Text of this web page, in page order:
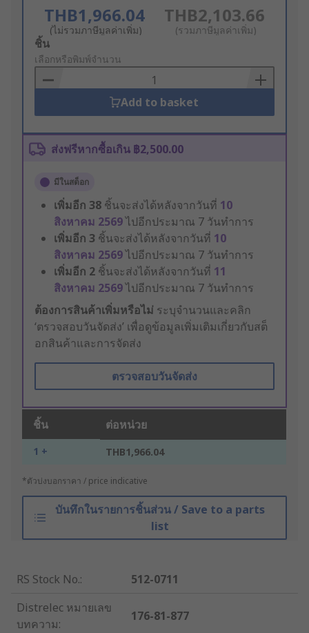
THB1,966.04
(ไม่รวมภาษีมูลค่าเพิ่ม)
THB2,103.66
(รวมภาษีมูลค่าเพิ่ม)
Add
to
Basket
ชิ้น
เลือกหรือพิมพ์จำนวน
Add to basket
ส่งฟรีหากซื้อเกิน ฿2,500.00
มีในสต็อก
เพิ่มอีก 38 ชิ้นจะส่งได้หลังจากวันที่ 10
สิงหาคม 2569ไปอีกประมาณ 7 วันทำการ
เพิ่มอีก 3 ชิ้นจะส่งได้หลังจากวันที่ 10
สิงหาคม 2569ไปอีกประมาณ 7 วันทำการ
เพิ่มอีก 2 ชิ้นจะส่งได้หลังจากวันที่ 11
สิงหาคม 2569ไปอีกประมาณ 7 วันทำการ
ต้องการสินค้าเพิ่มหรือไม่ ระบุจำนวนและคลิก
‘ตรวจสอบวันจัดส่ง’ เพื่อดูข้อมูลเพิ่มเติมเกี่ยวกับสต็
อกสินค้าและการจัดส่ง
ตรวจสอบวันจัดส่ง
ชิ้น ต่อหน่วย
1 + THB1,966.04
*ตัวบ่งบอกราคา / price indicative
บันทึกในรายการชิ้นส่วน / Save to a parts
list
RS Stock No.:
512-0711
Distrelec หมายเลข
บทความ:
176-81-877